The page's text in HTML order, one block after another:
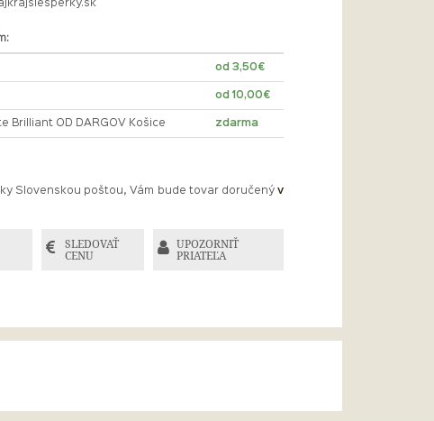
od 3,50€
od 10,00€
Brilliant OD DARGOV Košice zdarma
Slovenskou poštou, Vám bude tovar doručený v
SLEDOVAŤ
CENU
UPOZORNIŤ
PRIATEĽA